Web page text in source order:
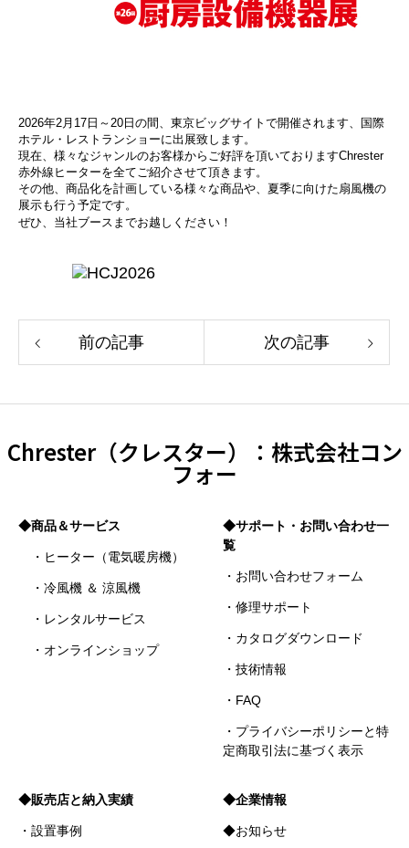
2026年2月17日～20日の間、東京ビッグサイトで開催されます、国際
ホテル・レストランショーに出展致します。
現在、様々なジャンルのお客様からご好評を頂いておりますChrester
赤外線ヒーターを全てご紹介させて頂きます。
その他、商品化を計画している様々な商品や、夏季に向けた扇風機の
展示も行う予定です。
ぜひ、当社ブースまでお越しください！
前の記事 次の記事
Chrester（クレスター）：株式会社コン
フォー
◆商品＆サービス
・ヒーター（電気暖房機）
・冷風機 ＆ 涼風機
・レンタルサービス
・オンラインショップ
◆サポート・お問い合わせ一
覧
・お問い合わせフォーム
・修理サポート
・カタログダウンロード
・技術情報
・FAQ
・プライバシーポリシーと特
定商取引法に基づく表示
◆販売店と納入実績
・設置事例
◆企業情報
◆お知らせ